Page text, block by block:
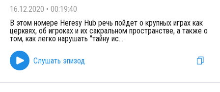
16.12.2020 • 00:19:40
В этом номере Heresy Hub речь пойдет о крупных играх как
церквях, об игроках и их сакральном пространстве, а также о
том, как легко нарушать "тайну ис...
Слушать эпизод